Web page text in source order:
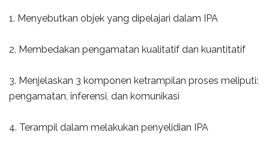
1. Menyebutkan objek yang dipelajari dalam IPA
2. Membedakan pengamatan kualitatif dan kuantitatif
3. Menjelaskan 3 komponen ketrampilan proses meliputi:
pengamatan, inferensi, dan komunikasi
4. Terampil dalam melakukan penyelidian IPA